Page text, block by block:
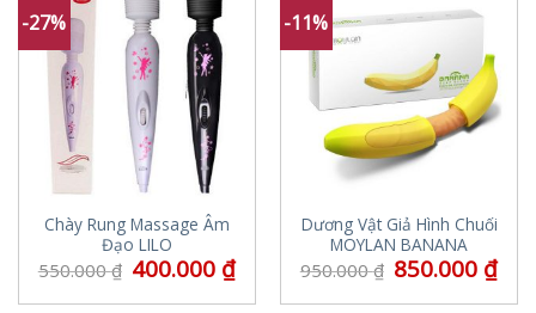
-27%
Chày Rung Massage Âm
Đạo LILO
550.000₫ 400.000 ₫
-11%
Dương Vật Giả Hình Chuối
MOYLAN BANANA
950.000₫ 850.000 ₫